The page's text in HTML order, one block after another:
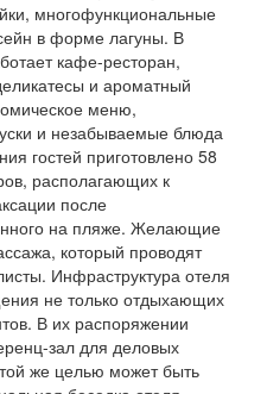
многофункциональные
в форме лагуны. В
кафе-ресторан,
и ароматный
меню,
и незабываемые блюда
гостей приготовлено 58
располагающих к
после
на пляже. Желающие
который проводят
Инфраструктура отеля
не только отдыхающих
В их распоряжении
зал для деловых
же целью может быть